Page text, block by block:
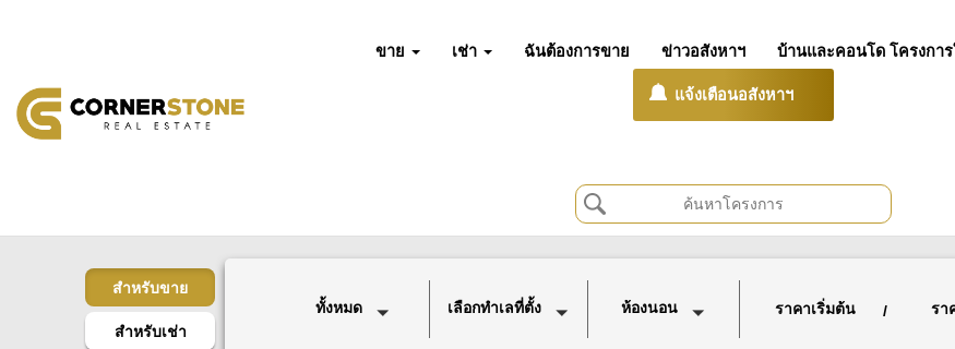
ขาย เช่า ฉันต้องการขาย ข่าวอสังหาฯ บ้านและคอนโด โครงกา
แจ้งเตือนอสังหาฯ
สำหรับขาย
สำหรับเช่า
ทั้งหมด เลือกทำเลที่ตั้ง ห้องนอน ราคาเริ่มต้น / รา